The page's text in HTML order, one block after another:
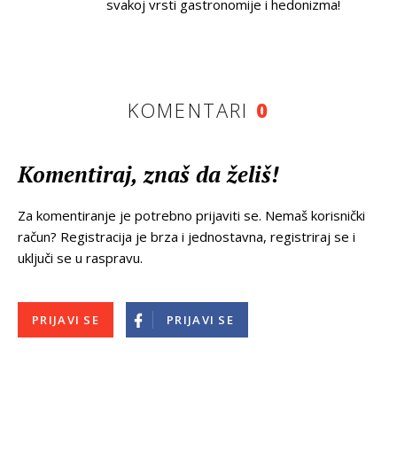
svakoj vrsti gastronomije i hedonizma!
KOMENTARI 0
Komentiraj, znaš da želiš!
Za komentiranje je potrebno prijaviti se. Nemaš korisnički
račun? Registracija je brza i jednostavna, registriraj se i
uključi se u raspravu.
PRIJAVI SE PRIJAVI SE